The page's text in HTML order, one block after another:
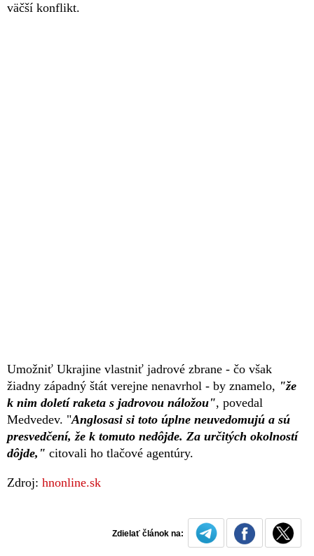
väčší konflikt.
Umožniť Ukrajine vlastniť jadrové zbrane - čo však
žiadny západný štát verejne nenavrhol - by znamelo, "že
k nim doletí raketa s jadrovou náložou", povedal
Medvedev. "Anglosasi si toto úplne neuvedomujú a sú
presvedčení, že k tomuto nedôjde. Za určitých okolností
dôjde," citovali ho tlačové agentúry.
Zdroj: hnonline.sk
Zdielať článok na: